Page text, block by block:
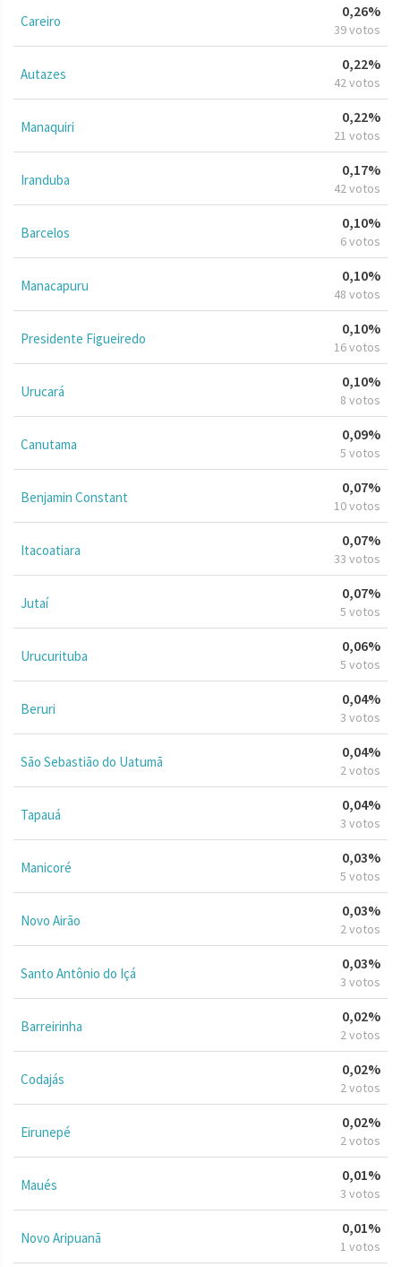
Careiro
0,26%
39 votos
Autazes
0,22%
42 votos
Manaquiri
0,22%
21 votos
Iranduba
0,17%
42 votos
Barcelos
0,10%
6 votos
Manacapuru
0,10%
48 votos
Presidente Figueiredo
0,10%
16 votos
Urucará
0,10%
8 votos
Canutama
0,09%
5 votos
Benjamin Constant
0,07%
10 votos
Itacoatiara
0,07%
33 votos
Jutaí
0,07%
5 votos
Urucurituba
0,06%
5 votos
Beruri
0,04%
3 votos
São Sebastião do Uatumã
0,04%
2 votos
Tapauá
0,04%
3 votos
Manicoré
0,03%
5 votos
Novo Airão
0,03%
2 votos
Santo Antônio do Içá
0,03%
3 votos
Barreirinha
0,02%
2 votos
Codajás
0,02%
2 votos
Eirunepé
0,02%
2 votos
Maués
0,01%
3 votos
Novo Aripuanã
0,01%
1 votos